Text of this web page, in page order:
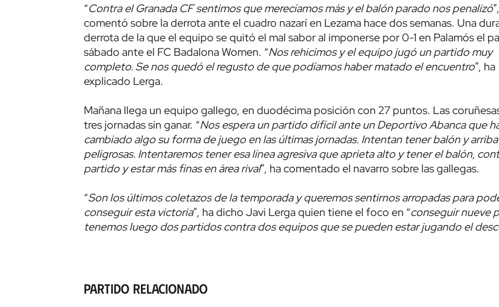
“Contra el Granada CF sentimos que merecíamos más y el balón parado nos penalizó”,
comentó sobre la derrota ante el cuadro nazarí en Lezama hace dos semanas. Una
derrota de la que el equipo se quitó el mal sabor al imponerse por 0-1 en Palamós el
sábado ante el FC Badalona Women. “Nos rehicimos y el equipo jugó un partido muy
completo. Se nos quedó el regusto de que podíamos haber matado el encuentro”, ha
explicado Lerga.
Mañana llega un equipo gallego, en duodécima posición con 27 puntos. Las
tres jornadas sin ganar. “Nos espera un partido difícil ante un Deportivo Abanca que
cambiado algo su forma de juego en las últimas jornadas. Intentan tener balón y
peligrosas. Intentaremos tener esa línea agresiva que aprieta alto y tener el balón,
partido y estar más finas en área rival”, ha comentado el navarro sobre las gallegas.
“Son los últimos coletazos de la temporada y queremos sentirnos arropadas para
conseguir esta victoria”, ha dicho Javi Lerga quien tiene el foco en “conseguir nueve
tenemos luego dos partidos contra dos equipos que se pueden estar jugando el
Partido relacionado